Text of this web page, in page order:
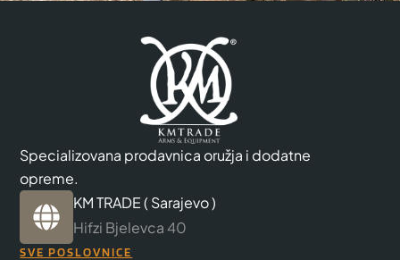
Specializovana prodavnica oružja i dodatne
opreme.
KM TRADE ( Sarajevo )
Hifzi Bjelevca 40
SVE POSLOVNICE